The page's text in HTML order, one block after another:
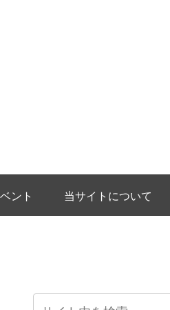
ント 当サイトについて